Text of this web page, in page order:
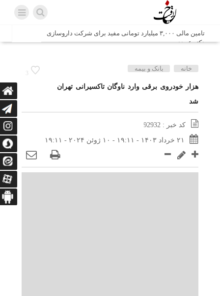
تامین مالی ۳,۰۰۰ میلیارد تومانی مفید برای شرکت داروسازی
دکتر عبیدی
شش وزیر کابینه پاکستان با حضور در سفارت ایران در اسلام
اتابک: ظرفیت های جدید همکاری‌های تجاری ایران و پاکستان با
محوریت بخش خصوصی فعال می‌شود
در مسیر جا‌مانده‌ها، دل‌ها به کربلا رسیده است
وزیر صمت خواستار پیگیری کانتینرهای ایرانی در بندر کراچی
شد / تجارت ۱۰ میلیارد دلاری ایران و پاکستان
3
خانه بانک و بیمه
هزار خودروی برقی وارد ناوگان تاکسیرانی تهران
شد
کد خبر : 92932
۲۱ خرداد ۱۴۰۳ - ۱۹:۱۱ - ۱۰ ژوئن ۲۰۲۴ - ۱۹:۱۱